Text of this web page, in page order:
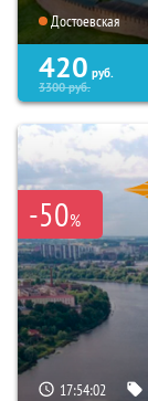
Достоевская
420 руб.
3300руб.
-50%
17:54:01